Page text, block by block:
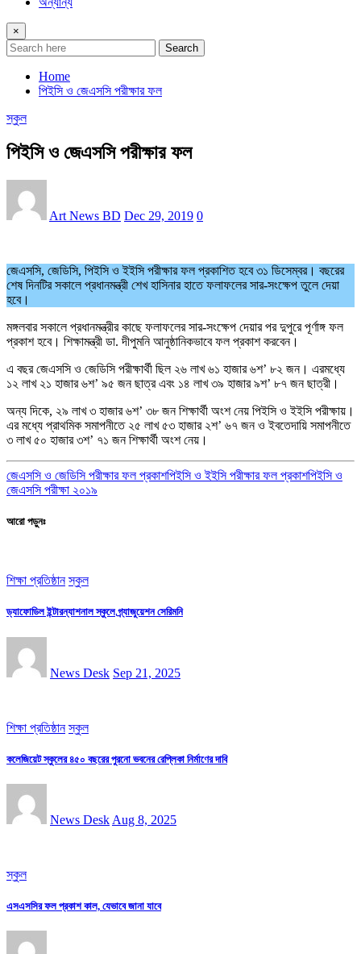
×
Search
Home
পিইসি ও জেএসসি পরীক্ষার ফল
স্কুল
পিইসি ও জেএসসি পরীক্ষার ফল
Art News BD Dec 29, 2019 0
জেএসসি, জেডিসি, পিইসি ও ইইসি পরীক্ষার ফল প্রকাশিত হবে ৩১ ডিসেম্বর। বছরের
শেষ দিনটির সকালে প্রধানমন্ত্রী শেখ হাসিনার হাতে ফলাফলের সার-সংক্ষেপ তুলে দেয়া
হবে।
মঙ্গলবার সকালে প্রধানমন্ত্রীর কাছে ফলাফলের সার-সংক্ষেপ দেয়ার পর দুপুরে পূর্ণাঙ্গ ফল
প্রকাশ হবে। শিক্ষামন্ত্রী ডা. দীপুমনি আনুষ্ঠানিকভাবে ফল প্রকাশ করবেন।
এ বছর জেএসসি ও জেডিসি পরীক্ষার্থী ছিল ২৬ লাখ ৬১ হাজার ৬শ’ ৮২ জন। এরমধ্যে
১২ লাখ ২১ হাজার ৬শ’ ৯৫ জন ছাত্র এবং ১৪ লাখ ৩৯ হাজার ৯শ’ ৮৭ জন ছাত্রী।
অন্য দিকে, ২৯ লাখ ৩ হাজার ৬শ’ ৩৮ জন শিক্ষার্থী অংশ নেয় পিইসি ও ইইসি পরীক্ষায়।
এর মধ্যে প্রাথমিক সমাপনীতে ২৫ লাখ ৫৩ হাজার ২শ’ ৬৭ জন ও ইবতেদায়ি সমাপনীতে
৩ লাখ ৫০ হাজার ৩শ’ ৭১ জন শিক্ষার্থী অংশ নেয়।
জেএসসি ও জেডিসি পরীক্ষার ফল প্রকাশপিইসি ও ইইসি পরীক্ষার ফল প্রকাশপিইসি ও
জেএসসি পরীক্ষা ২০১৯
আরো পড়ুনঃ
শিক্ষা প্রতিষ্ঠান স্কুল
ড্যাফোডিল ইন্টারন্যাশনাল স্কুলে গ্র্যাজুয়েশন সেরিমনি
News Desk Sep 21, 2025
শিক্ষা প্রতিষ্ঠান স্কুল
কলেজিয়েট স্কুলের ৪৫০ বছরের পুরনো ভবনের রেপ্লিকা নির্মাণের দাবি
News Desk Aug 8, 2025
স্কুল
এসএসসির ফল প্রকাশ কাল, যেভাবে জানা যাবে